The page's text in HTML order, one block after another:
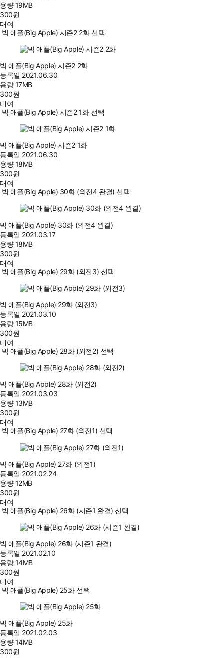
용량19MB
300원
대여
빅 애플(Big Apple) 시즌2 2화 선택
빅 애플(Big Apple) 시즌2 2화
등록일 2021.06.30
용량17MB
300원
대여
빅 애플(Big Apple) 시즌2 1화 선택
빅 애플(Big Apple) 시즌2 1화
등록일 2021.06.30
용량18MB
300원
대여
빅 애플(Big Apple) 30화 (외전4 완결) 선택
빅 애플(Big Apple) 30화 (외전4 완결)
등록일 2021.03.17
용량18MB
300원
대여
빅 애플(Big Apple) 29화 (외전3) 선택
빅 애플(Big Apple) 29화 (외전3)
등록일 2021.03.10
용량15MB
300원
대여
빅 애플(Big Apple) 28화 (외전2) 선택
빅 애플(Big Apple) 28화 (외전2)
등록일 2021.03.03
용량13MB
300원
대여
빅 애플(Big Apple) 27화 (외전1) 선택
빅 애플(Big Apple) 27화 (외전1)
등록일 2021.02.24
용량12MB
300원
대여
빅 애플(Big Apple) 26화 (시즌1 완결) 선택
빅 애플(Big Apple) 26화 (시즌1 완결)
등록일 2021.02.10
용량14MB
300원
대여
빅 애플(Big Apple) 25화 선택
빅 애플(Big Apple) 25화
등록일 2021.02.03
용량14MB
300원